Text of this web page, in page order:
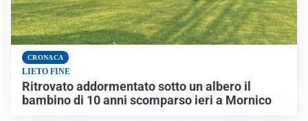
CRONACA
LIETO FINE
Ritrovato addormentato sotto un albero il
bambino di 10 anni scomparso ieri a Mornico